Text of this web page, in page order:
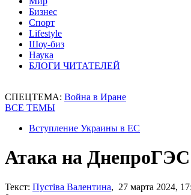
Бизнес
Спорт
Lifestyle
Шоу-биз
Наука
БЛОГИ ЧИТАТЕЛЕЙ
СПЕЦТЕМА: Война в Иране
ВСЕ ТЕМЫ
Вступление Украины в ЕС
Атака на
Текст: Пустіва Валентина, 27 марта 2024,